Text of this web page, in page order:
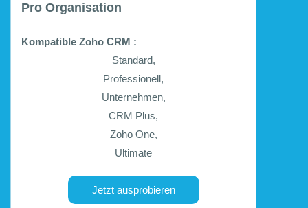
Pro Organisation
Kompatible Zoho CRM :
Standard,
Professionell,
Unternehmen,
CRM Plus,
Zoho One,
Ultimate
Jetzt ausprobieren